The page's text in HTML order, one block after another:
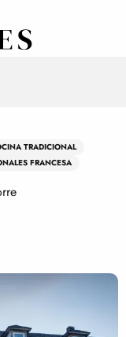
TRADICIONAL
FRANCESA